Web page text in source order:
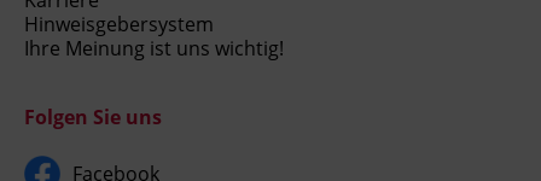
Hinweisgebersystem
Ihre Meinung ist uns wichtig!
Folgen Sie uns
Facebook